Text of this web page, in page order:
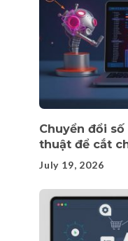
Chuyển đổi
thuật để cắt
July 19, 2026